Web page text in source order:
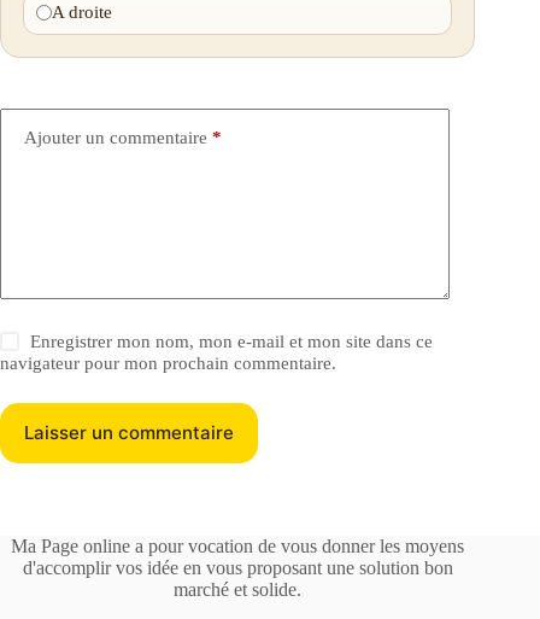
A droite
Ajouter un commentaire *
Enregistrer mon nom, mon e-mail et mon site dans ce
navigateur pour mon prochain commentaire.
Laisser un commentaire
Ma Page online a pour vocation de vous donner les moyens
d'accomplir vos idée en vous proposant une solution bon
marché et solide.